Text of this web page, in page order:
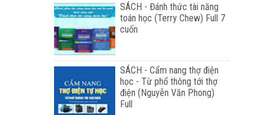
SÁCH - Đánh thức tài năng
toán học (Terry Chew) Full 7
cuốn
SÁCH - Cẩm nang thợ điện
học - Từ phổ thông tới thợ
điện (Nguyễn Văn Phong)
Full